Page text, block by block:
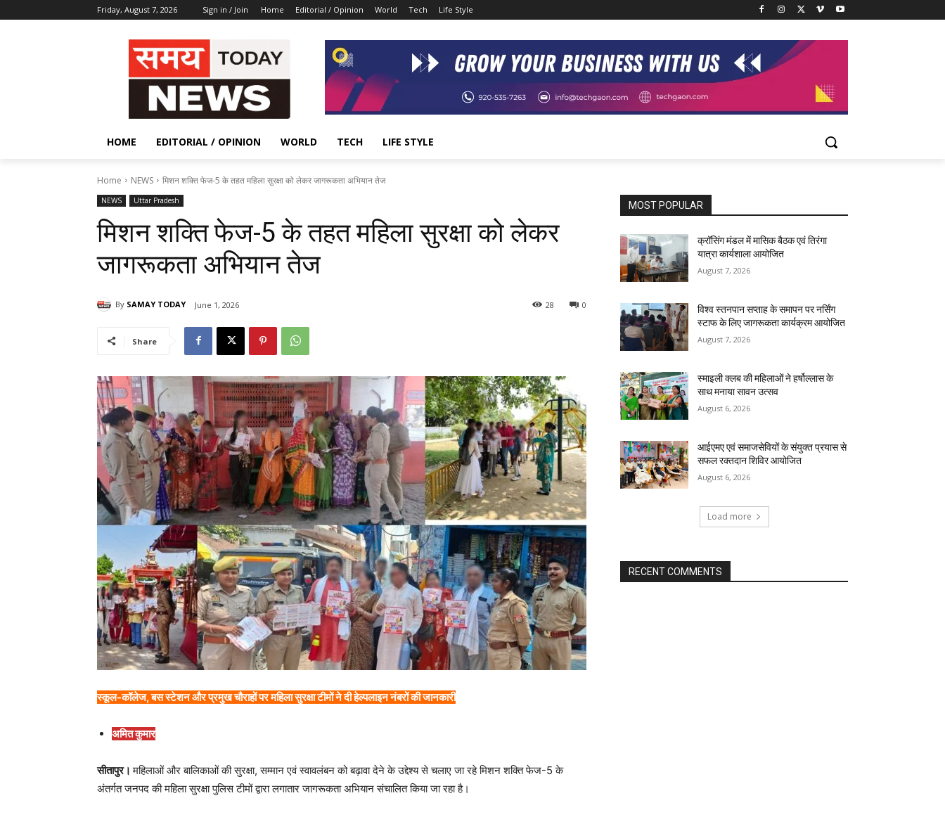
Friday, August 7, 2026 Sign in / Join Home Editorial / Opinion World Tech Life Style
HOME EDITORIAL / OPINION WORLD TECH LIFE STYLE
Home NEWS मिशन शक्ति फेज-5 के तहत महिला सुरक्षा को लेकर जागरूकता अभियान तेज
NEWS Uttar Pradesh
मिशन शक्ति फेज-5 के तहत महिला सुरक्षा को लेकर
जागरूकता अभियान तेज
By SAMAY TODAY June 1, 2026 0
28
Share
स्कूल-कॉलेज, बस स्टेशन और प्रमुख चौराहों पर महिला सुरक्षा टीमों ने दी हेल्पलाइन नंबरों की जानकारी
अमित कुमार
सीतापुर।महिलाओं और बालिकाओं की सुरक्षा, सम्मान एवं स्वावलंबन को बढ़ावा देने के उद्देश्य से चलाए जा रहे मिशन शक्ति फेज-5 के
अंतर्गत जनपद की महिला सुरक्षा पुलिस टीमों द्वारा लगातार जागरूकता अभियान संचालित किया जा रहा है।
MOST POPULAR
क्रॉसिंग मंडल में मासिक बैठक एवं तिरंगा
यात्रा कार्यशाला आयोजित
August 7, 2026
विश्व स्तनपान सप्ताह के समापन पर नर्सिंग
स्टाफ के लिए जागरूकता कार्यक्रम आयोजित
August 7, 2026
स्माइली क्लब की महिलाओं ने हर्षोल्लास के
साथ मनाया सावन उत्सव
August 6, 2026
आईएमए एवं समाजसेवियों के संयुक्त प्रयास से
सफल रक्तदान शिविर आयोजित
August 6, 2026
Load more
RECENT COMMENTS